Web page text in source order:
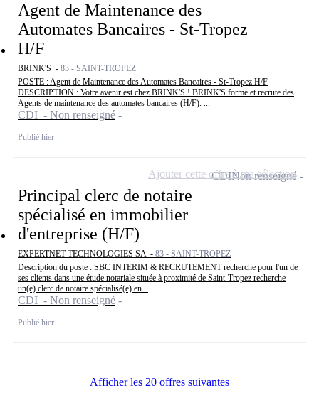
Agent de Maintenance des
Automates Bancaires - St-Tropez
H/F
BRINK'S - 83 - SAINT-TROPEZ
POSTE : Agent de Maintenance des Automates Bancaires - St-Tropez H/F
DESCRIPTION : Votre avenir est chez BRINK'S ! BRINK'S forme et recrute des
Agents de maintenance des automates bancaires (H/F). ...
CDI - Non renseigné
Publié hier
Principal clerc de notaire
spécialisé en immobilier
d'entreprise (H/F)
EXPERTNET TECHNOLOGIES SA - 83 - SAINT-TROPEZ
Description du poste : SBC INTERIM & RECRUTEMENT recherche pour l'un de
ses clients dans une étude notariale située à proximité de Saint-Tropez recherche
un(e) clerc de notaire spécialisé(e) en...
CDI - Non renseigné
Publié hier
CDINon renseigné
Ajouter cette offre à ma sélection
Afficher les 20 offres suivantes